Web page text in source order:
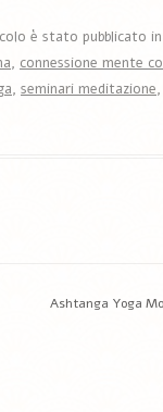
è stato pubblicato in
, connessione mente
, seminari meditazione,
Ashtanga Yoga